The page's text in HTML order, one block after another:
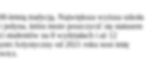
letnią tradycją. Największa wyższa szkoła
jedyna, która może poszczycić się statusem
studentów na 8 wydziałach i aż 12
Artystyczny od 2021 roku nosi imię